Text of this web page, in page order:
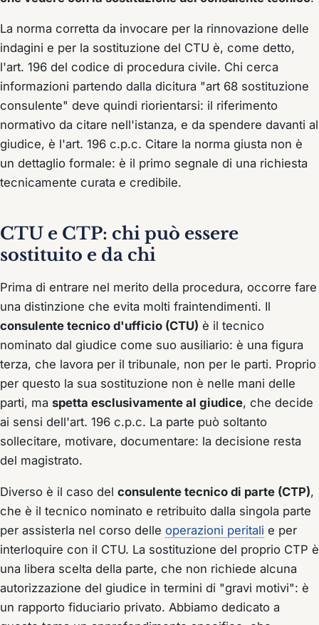
La norma corretta da invocare per la rinnovazione delle
indagini e per la sostituzione del CTU è, come detto,
l'art. 196 del codice di procedura civile. Chi cerca
informazioni partendo dalla dicitura "art 68 sostituzione
consulente" deve quindi riorientarsi: il riferimento
normativo da citare nell'istanza, e da spendere davanti al
giudice, è l'art. 196 c.p.c. Citare la norma giusta non è
un dettaglio formale: è il primo segnale di una richiesta
tecnicamente curata e credibile.
CTU e CTP: chi può essere
sostituito e da chi
Prima di entrare nel merito della procedura, occorre fare
una distinzione che evita molti fraintendimenti. Il
consulente tecnico d'ufficio (CTU) è il tecnico
nominato dal giudice come suo ausiliario: è una figura
terza, che lavora per il tribunale, non per le parti. Proprio
per questo la sua sostituzione non è nelle mani delle
parti, ma spetta esclusivamente al giudice, che decide
ai sensi dell'art. 196 c.p.c. La parte può soltanto
sollecitare, motivare, documentare: la decisione resta
del magistrato.
Diverso è il caso del consulente tecnico di parte (CTP),
che è il tecnico nominato e retribuito dalla singola parte
per assisterla nel corso delle operazioni peritali e per
interloquire con il CTU. La sostituzione del proprio CTP è
una libera scelta della parte, che non richiede alcuna
autorizzazione del giudice in termini di "gravi motivi": è
un rapporto fiduciario privato. Abbiamo dedicato a